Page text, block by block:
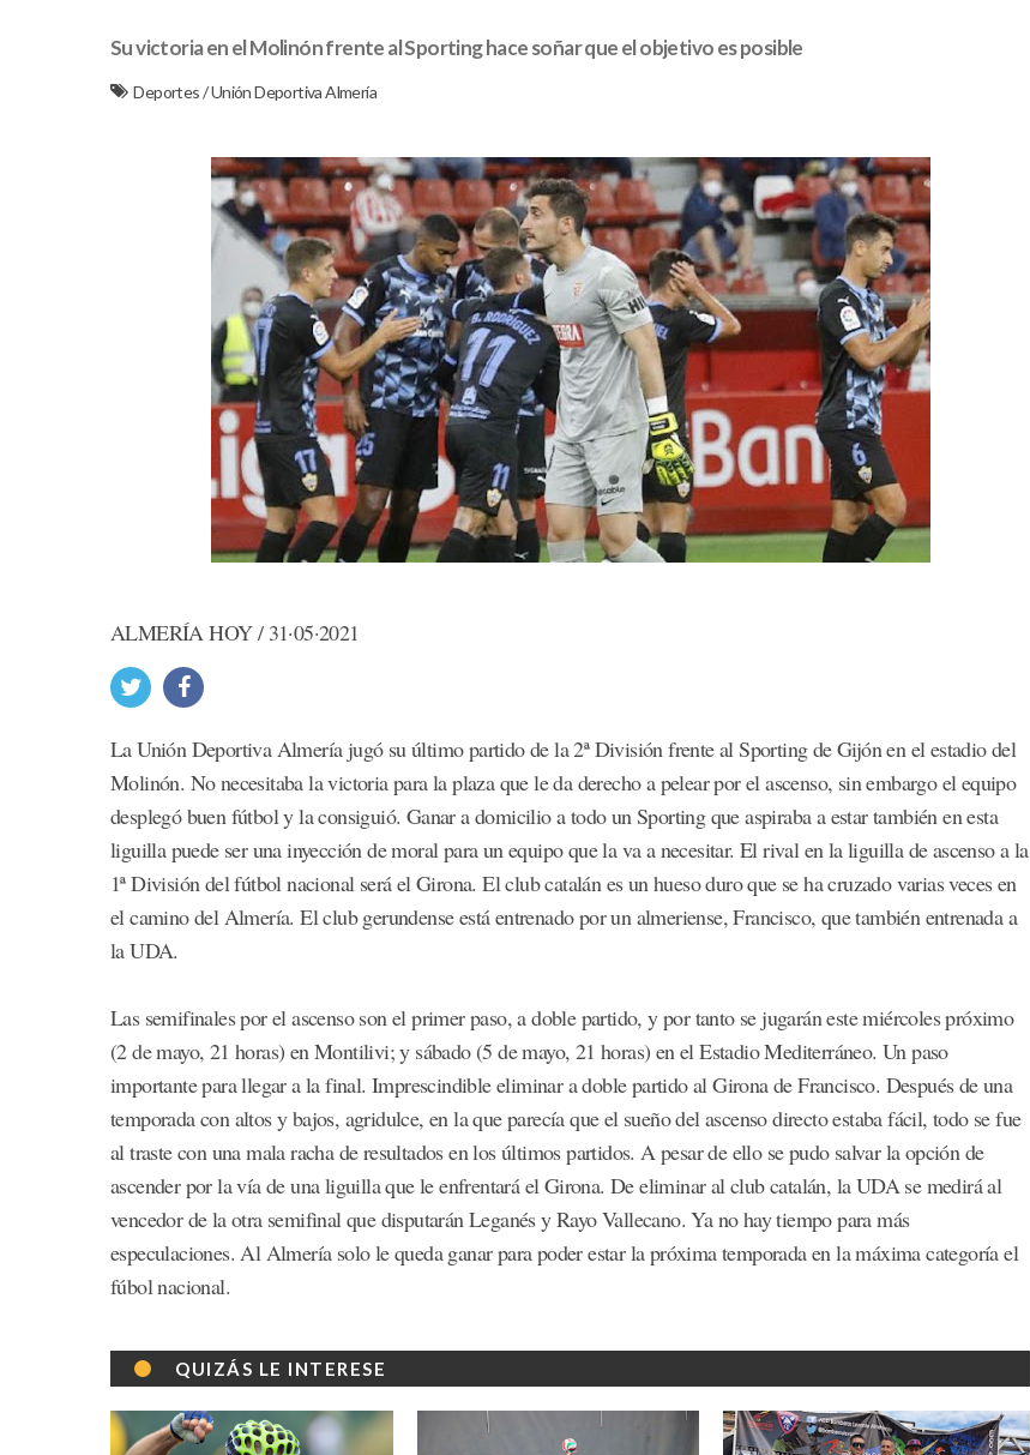
Su victoria en el Molinón frente al Sporting hace soñar que el objetivo es posible
Deportes/Unión Deportiva Almería
ALMERÍA HOY / 31·05·2021
La Unión Deportiva Almería jugó su último partido de la 2ª División frente al Sporting de Gijón en el estadio del
Molinón. No necesitaba la victoria para la plaza que le da derecho a pelear por el ascenso, sin embargo el equipo
desplegó buen fútbol y la consiguió. Ganar a domicilio a todo un Sporting que aspiraba a estar también en esta
liguilla puede ser una inyección de moral para un equipo que la va a necesitar. El rival en la liguilla de ascenso a la
1ª División del fútbol nacional será el Girona. El club catalán es un hueso duro que se ha cruzado varias veces en
el camino del Almería. El club gerundense está entrenado por un almeriense, Francisco, que también entrenada a
la UDA.
Las semifinales por el ascenso son el primer paso, a doble partido, y por tanto se jugarán este miércoles próximo
(2 de mayo, 21 horas) en Montilivi; y sábado (5 de mayo, 21 horas) en el Estadio Mediterráneo. Un paso
importante para llegar a la final. Imprescindible eliminar a doble partido al Girona de Francisco. Después de una
temporada con altos y bajos, agridulce, en la que parecía que el sueño del ascenso directo estaba fácil, todo se fue
al traste con una mala racha de resultados en los últimos partidos. A pesar de ello se pudo salvar la opción de
ascender por la vía de una liguilla que le enfrentará el Girona. De eliminar al club catalán, la UDA se medirá al
vencedor de la otra semifinal que disputarán Leganés y Rayo Vallecano. Ya no hay tiempo para más
especulaciones. Al Almería solo le queda ganar para poder estar la próxima temporada en la máxima categoría el
fúbol nacional.
QUIZÁS LE INTERESE